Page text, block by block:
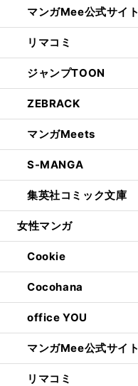
マンガMee公式サイト
リマコミ
ジャンプTOON
ZEBRACK
マンガMeets
S-MANGA
集英社コミック文庫
女性マンガ
Cookie
Cocohana
office YOU
マンガMee公式サイト
リマコミ